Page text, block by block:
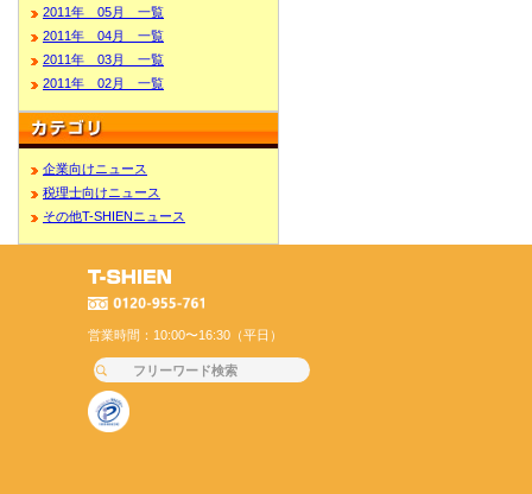
2011年 05月 一覧
2011年 04月 一覧
2011年 03月 一覧
2011年 02月 一覧
企業向けニュース
税理士向けニュース
その他T-SHIENニュース
営業時間：10:00〜16:30（平日）